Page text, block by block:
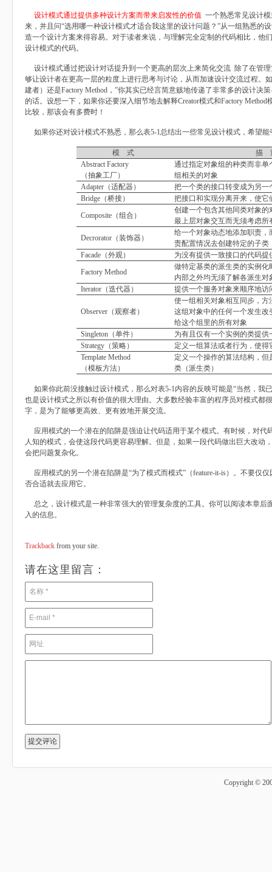
设计模式通过提供多种设计方案而带来启发性的价值 一个熟悉常见设计
来，并且问“选用哪一种设计模式才适合我这里的设计问题？”从一组熟悉的
造一个设计方案来得容易。对于读者来说，与理解完全定制的代码相比，他
设计模式的代码。
设计模式通过把设计对话提升到一个更高的层次上来简化交流 除了在管
够让设计者在更高一层的粒度上进行思考与讨论，从而加速设计交流过程。
建者）还是Factory Method，”你其实已经言简意赅地传递了非常多的设计
的话。设想一下，如果你还要深入细节地去解释Creator模式和Factory
比较，那该会有多费时！
如果你还对设计模式不熟悉，那么表5-1总结出一些常见设计模式，希望能
模 式 描
Abstract Factory
（抽象工厂）
通过指定对象组的种类而非
组相关的对象
Adapter（适配器）
把一个类的接口转变成为另一
Bridge（桥接）
把接口和实现分离开来，使它
Composite（组合）
创建一个包含其他同类对象
最上层对象交互而无须考虑所
Decrorator（装饰器）
给一个对象动态地添加职责
责配置情况去创建特定的子类
Facade（外观）
为没有提供一致接口的代码提
Factory Method
做特定基类的派生类的实例化
内部之外均无须了解各派生对
Iterator（迭代器） 提供一个服务对象来顺序地
Observer（观察者）
使一组相关对象相互同步，
这组对象中的任何一个发生
给这个组里的所有对象
Singleton（单件）
为有且仅有一个实例的类提供
Strategy（策略）
定义一组算法或者行为，使
Template Method
（模板方法）
定义一个操作的算法结构，
类（派生类）
如果你此前没接触过设计模式，那么对表5-1内容的反映可能是“当然，我
也是设计模式之所以有价值的很大理由。大多数经验丰富的程序员对模式都
字，是为了能够更高效、更有效地开展交流。
应用模式的一个潜在的陷阱是强迫让代码适用于某个模式。有时候，对代
人知的模式，会使这段代码更容易理解。但是，如果一段代码做出巨大改动
会把问题复杂化。
应用模式的另一个潜在陷阱是“为了模式而模式”（feature-it-is）。不要仅
否合适就去应用它。
总之，设计模式是一种非常强大的管理复杂度的工具。你可以阅读本章后
入的信息。
Trackback from your site.
请在这里留言：
Copyright ©